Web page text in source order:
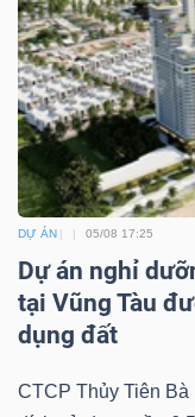
DỰ ÁN 05/08 17:25
Dự án nghỉ
tại Vũng Tàu
dụng đất
CTCP Thủy Tiên